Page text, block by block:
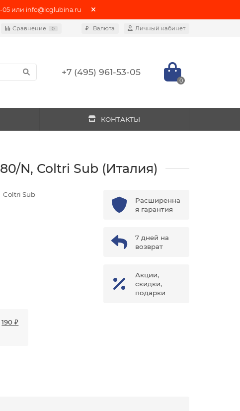
или info@icglubina.ru
Сравнение 0 ₽ Валюта Личный кабинет
+7 (495) 961-53-05
0
КОНТАКТЫ
N, Coltri Sub (Италия)
Coltri Sub
190 ₽
Расширенна
я гарантия
7 дней на
возврат
Акции,
скидки,
подарки